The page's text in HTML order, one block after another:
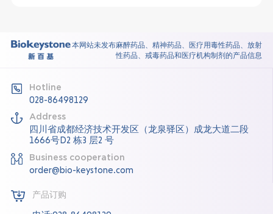
本网站未发布麻醉药品、精神药品、医疗用毒性药品、放射
性药品、戒毒药品和医疗机构制剂的产品信息
Hotline
028-86498129
Address
四川省成都经济技术开发区（龙泉驿区）成龙大道二段
1666号D2 栋3 层2 号
Business cooperation
order@bio-keystone.com
产品订购